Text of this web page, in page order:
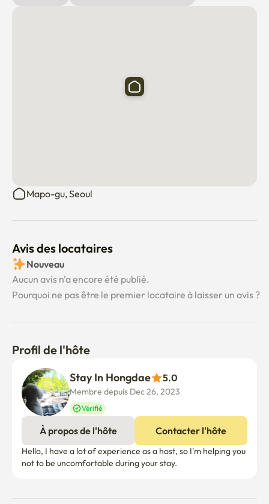
la photo, nous pouvons les fournir après discussion.
-C'est un quartier résidentiel tranquille, donc je le
recommande aux étudiants qui travaillent ou qui
Il faut environ 13 minutes à pied jusqu'à la station de
métro.
Mapo-gu, Seoul
Avis des locataires
Nouveau
Aucun avis n'a encore été publié.
Pourquoi ne pas être le premier locataire à laisser un avis ?
Profil de l'hôte
Stay In Hongdae 5.0
Membre depuis Dec 26, 2023
Vérifié
À propos de l'hôte Contacter l'hôte
Hello, I have a lot of experience as a host, so I'm helping you
not to be uncomfortable during your stay.